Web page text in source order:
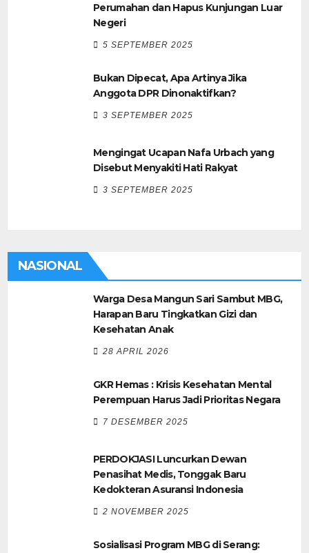
Perumahan dan Hapus Kunjungan Luar
Negeri
5 SEPTEMBER 2025
Bukan Dipecat, Apa Artinya Jika
Anggota DPR Dinonaktifkan?
3 SEPTEMBER 2025
Mengingat Ucapan Nafa Urbach yang
Disebut Menyakiti Hati Rakyat
3 SEPTEMBER 2025
NASIONAL
Warga Desa Mangun Sari Sambut MBG,
Harapan Baru Tingkatkan Gizi dan
Kesehatan Anak
28 APRIL 2026
GKR Hemas : Krisis Kesehatan Mental
Perempuan Harus Jadi Prioritas Negara
7 DESEMBER 2025
PERDOKJASI Luncurkan Dewan
Penasihat Medis, Tonggak Baru
Kedokteran Asuransi Indonesia
2 NOVEMBER 2025
Sosialisasi Program MBG di Serang: